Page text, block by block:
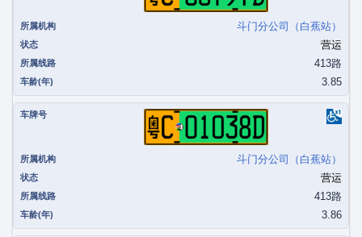
斗门分公司（白蕉站）
营运
413路
3.85
粤C01038D
斗门分公司（白蕉站）
营运
413路
3.86